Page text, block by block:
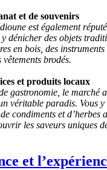
et de souvenirs
est également
dénicher des objets
en bois, des
brodés.
et produits locaux
gastronomie, le marché
véritable paradis. Vous y
condiments et d’herbes
les saveurs uniques
et